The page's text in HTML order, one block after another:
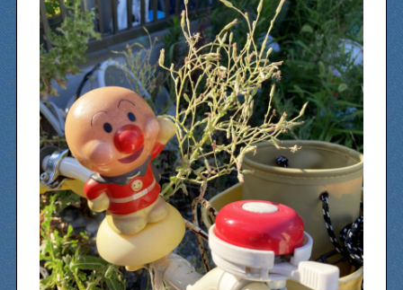
下町くらし不動産
物件情報やリノベーション事例を紹介します
下町日記
下町に暮らす人たちに日記を書いてもらいました
下町の店≒家
下町ならではの家みたいな店を紹介する記事です